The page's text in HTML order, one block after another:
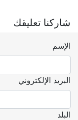
شاركنا تعليقك
الإسم
البريد الإلكتروني
البلد